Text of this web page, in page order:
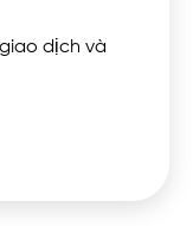
dịch và